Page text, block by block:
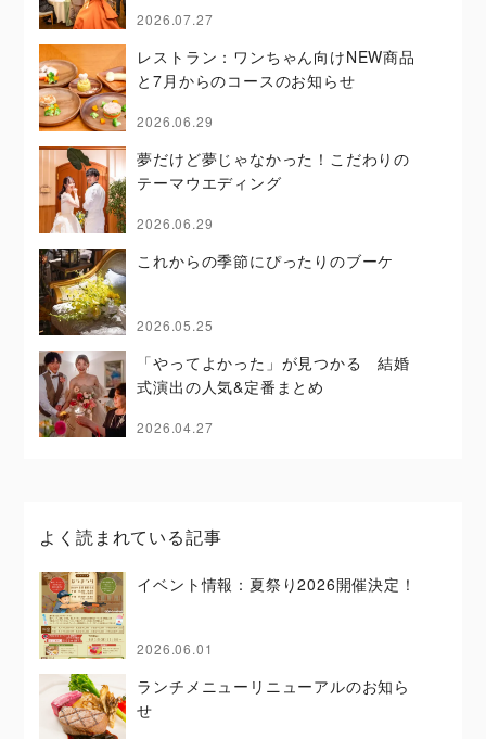
2026.07.27
レストラン：ワンちゃん向けNEW商品
と7月からのコースのお知らせ
2026.06.29
夢だけど夢じゃなかった！こだわりの
テーマウエディング
2026.06.29
これからの季節にぴったりのブーケ
2026.05.25
「やってよかった」が見つかる 結婚
式演出の人気&定番まとめ
2026.04.27
よく読まれている記事
イベント情報：夏祭り2026開催決定！
2026.06.01
ランチメニューリニューアルのお知ら
せ